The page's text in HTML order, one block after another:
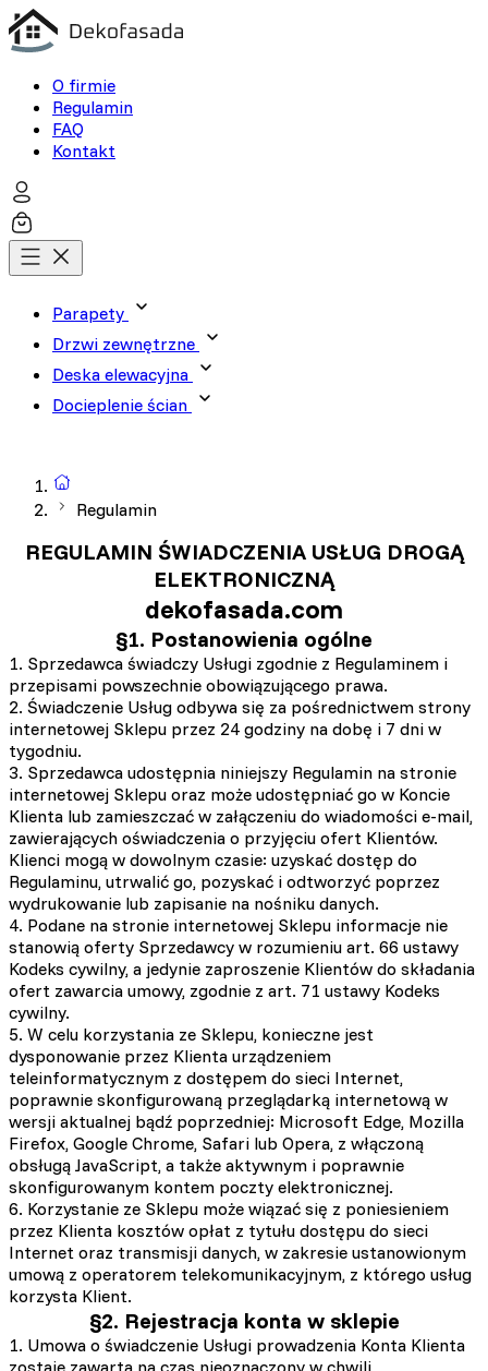
O firmie
Regulamin
FAQ
Kontakt
Parapety
Drzwi zewnętrzne
Deska elewacyjna
Docieplenie ścian
Regulamin
REGULAMIN ŚWIADCZENIA USŁUG DROGĄ
ELEKTRONICZNĄ
dekofasada.com
§1. Postanowienia ogólne
1. Sprzedawca świadczy Usługi zgodnie z Regulaminem i
przepisami powszechnie obowiązującego prawa.
2. Świadczenie Usług odbywa się za pośrednictwem strony
internetowej Sklepu przez 24 godziny na dobę i 7 dni w
tygodniu.
3. Sprzedawca udostępnia niniejszy Regulamin na stronie
internetowej Sklepu oraz może udostępniać go w Koncie
Klienta lub zamieszczać w załączeniu do wiadomości e-mail,
zawierających oświadczenia o przyjęciu ofert Klientów.
Klienci mogą w dowolnym czasie: uzyskać dostęp do
Regulaminu, utrwalić go, pozyskać i odtworzyć poprzez
wydrukowanie lub zapisanie na nośniku danych.
4. Podane na stronie internetowej Sklepu informacje nie
stanowią oferty Sprzedawcy w rozumieniu art. 66 ustawy
Kodeks cywilny, a jedynie zaproszenie Klientów do składania
ofert zawarcia umowy, zgodnie z art. 71 ustawy Kodeks
cywilny.
5. W celu korzystania ze Sklepu, konieczne jest
dysponowanie przez Klienta urządzeniem
teleinformatycznym z dostępem do sieci Internet,
poprawnie skonfigurowaną przeglądarką internetową w
wersji aktualnej bądź poprzedniej: Microsoft Edge, Mozilla
Firefox, Google Chrome, Safari lub Opera, z włączoną
obsługą JavaScript, a także aktywnym i poprawnie
skonfigurowanym kontem poczty elektronicznej.
6. Korzystanie ze Sklepu może wiązać się z poniesieniem
przez Klienta kosztów opłat z tytułu dostępu do sieci
Internet oraz transmisji danych, w zakresie ustanowionym
umową z operatorem telekomunikacyjnym, z którego usług
korzysta Klient.
§2. Rejestracja konta w sklepie
1. Umowa o świadczenie Usługi prowadzenia Konta Klienta
zostaje zawarta na czas nieoznaczony w chwili